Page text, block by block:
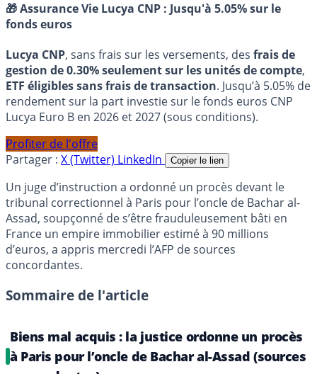
🎁 Assurance Vie Lucya CNP : Jusqu'à 5.05% sur le
fonds euros
Lucya CNP, sans frais sur les versements, des frais de
gestion de 0.30% seulement sur les unités de compte,
ETF éligibles sans frais de transaction. Jusqu’à 5.05% de
rendement sur la part investie sur le fonds euros CNP
Lucya Euro B en 2026 et 2027 (sous conditions).
Profiter de l'offre
Partager : X (Twitter) LinkedIn Copier le lien
Un juge d’instruction a ordonné un procès devant le
tribunal correctionnel à Paris pour l’oncle de Bachar al-
Assad, soupçonné de s’être frauduleusement bâti en
France un empire immobilier estimé à 90 millions
d’euros, a appris mercredi l’AFP de sources
concordantes.
Sommaire de l'article
Biens mal acquis : la justice ordonne un procès
à Paris pour l’oncle de Bachar al-Assad (sources